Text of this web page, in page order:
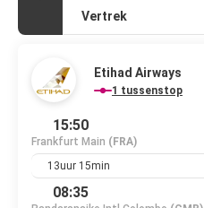
Vertrek
Etihad Airways
1 tussenstop
15:50
Frankfurt Main (FRA)
13uur 15min
08:35